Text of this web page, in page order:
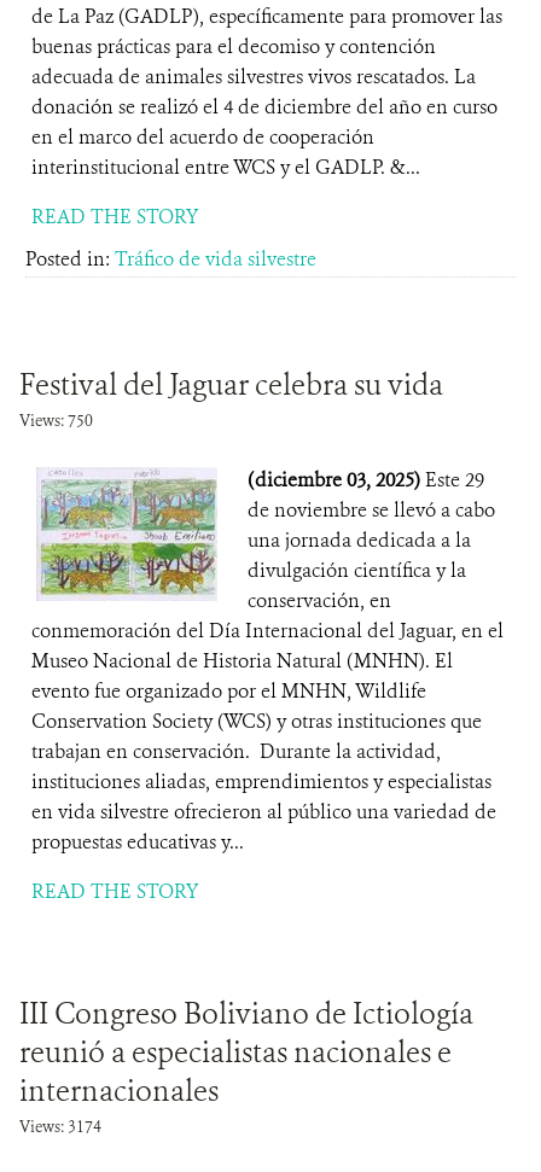
de La Paz (GADLP), específicamente para promover las
buenas prácticas para el decomiso y contención
adecuada de animales silvestres vivos rescatados. La
donación se realizó el 4 de diciembre del año en curso
en el marco del acuerdo de cooperación
interinstitucional entre WCS y el GADLP. &...
READ THE STORY
Posted in: Tráfico de vida silvestre
Festival del Jaguar celebra su vida
Views: 750
(diciembre 03, 2025)Este 29
de noviembre se llevó a cabo
una jornada dedicada a la
divulgación científica y la
conservación, en
conmemoración del Día Internacional del Jaguar, en el
Museo Nacional de Historia Natural (MNHN). El
evento fue organizado por el MNHN, Wildlife
Conservation Society (WCS) y otras instituciones que
trabajan en conservación. Durante la actividad,
instituciones aliadas, emprendimientos y especialistas
en vida silvestre ofrecieron al público una variedad de
propuestas educativas y...
READ THE STORY
III Congreso Boliviano de Ictiología
reunió a especialistas nacionales e
internacionales
Views: 3174